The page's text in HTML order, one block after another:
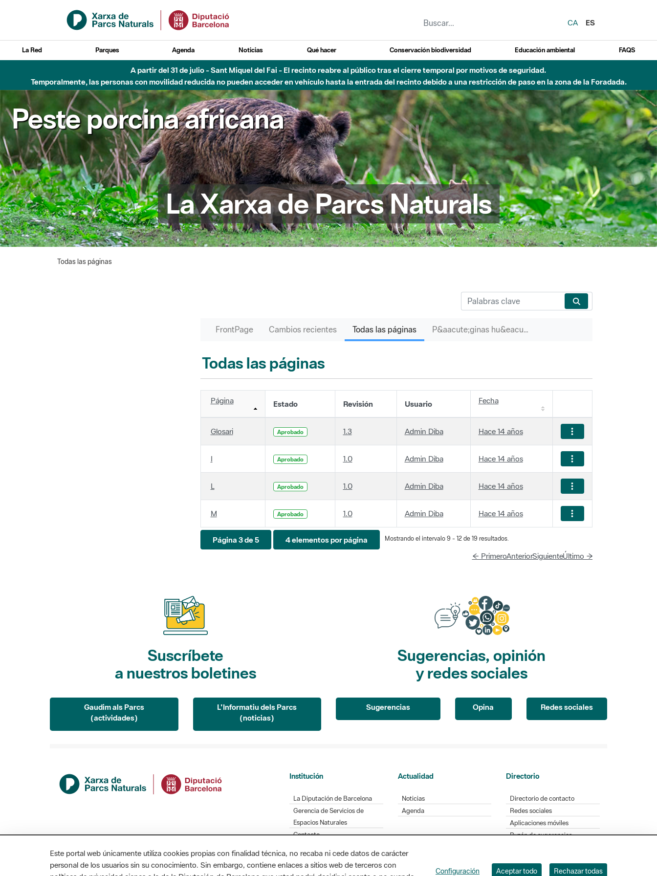
Saltar al contenido principal
CA
ES
La Red Parques Agenda Noticias Qué hacer Conservación biodiversidad Educación ambiental FAQS
A partir del 31 de julio - Sant Miquel del Fai - El recinto reabre al público tras el cierre temporal por motivos de seguridad.
Temporalmente, las personas con movilidad reducida no pueden acceder en vehículo hasta la entrada del recinto debido a una restricción de paso en la zona de la Foradada.
Peste porcina africana
La Xarxa de Parcs Naturals
Todas las páginas
FrontPage Cambios recientes Todas las páginas P&aacute;ginas hu&eacute;rfanas
Todas las páginas
Página Estado Revisión Usuario Fecha
Glosari Aprobado 1.3 Admin Diba Hace 14 años
I Aprobado 1.0 Admin Diba Hace 14 años
L Aprobado 1.0 Admin Diba Hace 14 años
M Aprobado 1.0 Admin Diba Hace 14 años
Página 3 de 5 4 elementos por página Mostrando el intervalo 9 - 12 de 19 resultados.
← PrimeroAnteriorSiguienteÚltimo →
Suscríbete
a nuestros boletines
Gaudim als Parcs
(actividades)
L'Informatiu dels Parcs
(noticias)
Sugerencias, opinión
y redes sociales
Sugerencias Opina Redes sociales
Institución
La Diputación de Barcelona
Gerencia de Servicios de
Espacios Naturales
Contacto
Actualidad
Noticias
Agenda
Directorio
Directorio de contacto
Redes sociales
Aplicaciones móviles
Buzón de sugerencias
Este portal web únicamente utiliza cookies propias con finalidad técnica, no recaba ni cede datos de carácter
personal de los usuarios sin su conocimiento. Sin embargo, contiene enlaces a sitios web de terceros con
Configuración Aceptar todo Rechazar todas